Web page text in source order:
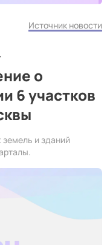
Источник новости
о
6 участков
и зданий